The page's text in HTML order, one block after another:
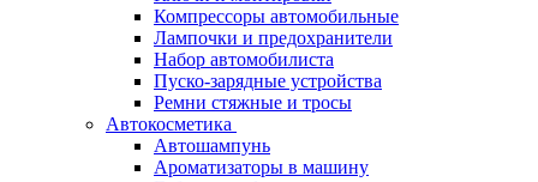
Компрессоры автомобильные
Лампочки и предохранители
Набор автомобилиста
Пуско-зарядные устройства
Ремни стяжные и тросы
Автокосметика
Автошампунь
Ароматизаторы в машину